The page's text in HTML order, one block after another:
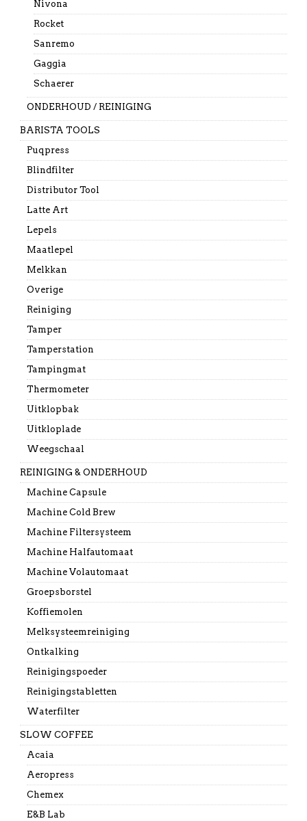
Nivona
Rocket
Sanremo
Gaggia
Schaerer
ONDERHOUD / REINIGING
BARISTA TOOLS
Puqpress
Blindfilter
Distributor Tool
Latte Art
Lepels
Maatlepel
Melkkan
Overige
Reiniging
Tamper
Tamperstation
Tampingmat
Thermometer
Uitklopbak
Uitkloplade
Weegschaal
REINIGING & ONDERHOUD
Machine Capsule
Machine Cold Brew
Machine Filtersysteem
Machine Halfautomaat
Machine Volautomaat
Groepsborstel
Koffiemolen
Melksysteemreiniging
Ontkalking
Reinigingspoeder
Reinigingstabletten
Waterfilter
SLOW COFFEE
Acaia
Aeropress
Chemex
E&B Lab